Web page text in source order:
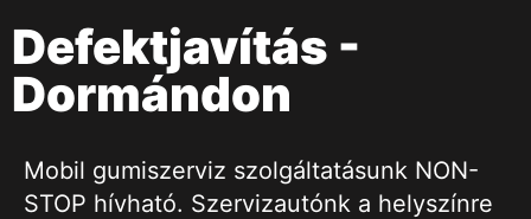
Defektjavítás -
Dormándon
Mobil gumiszerviz szolgáltatásunk NON-
STOP hívható. Szervizautónk a helyszínre